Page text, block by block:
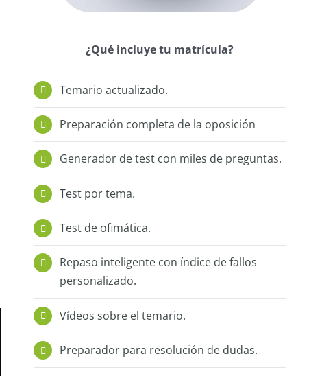
¿Qué incluye tu matrícula?
Temario actualizado.
Preparación completa de la oposición
Generador de test con miles de preguntas.
Test por tema.
Test de ofimática.
Repaso inteligente con índice de fallos
personalizado.
Vídeos sobre el temario.
Preparador para resolución de dudas.